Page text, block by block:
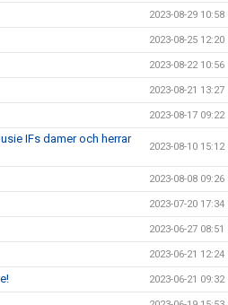
2023-08-29 10:58
2023-08-25 12:20
2023-08-22 10:56
2023-08-21 13:27
2023-08-17 09:22
IFs damer och herrar
2023-08-10 15:12
2023-08-08 09:26
2023-07-20 17:34
2023-06-27 08:51
2023-06-21 12:24
2023-06-21 09:32